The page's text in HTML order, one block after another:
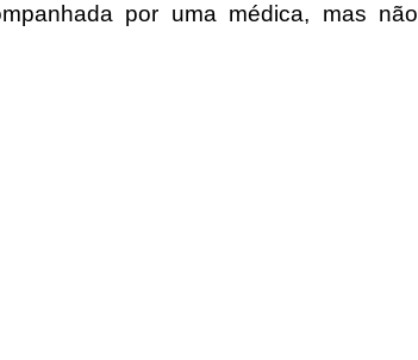
por uma médica, mas não